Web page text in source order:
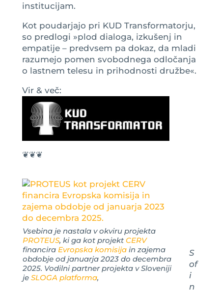
institucijam.
Kot poudarjajo pri KUD Transformatorju,
so predlogi »plod dialoga, izkušenj in
empatije – predvsem pa dokaz, da mladi
razumejo pomen svobodnega odločanja
o lastnem telesu in prihodnosti družbe«.
Vir & več:
❦❦❦
Vsebina je nastala v okviru projekta
PROTEUS, ki ga kot projekt CERV
financira Evropska komisijain zajema
obdobje od januarja 2023 do decembra
2025. Vodilni partner projekta v Sloveniji
je SLOGA platforma,
S
of
i
n